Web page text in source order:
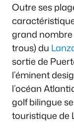
Outre ses
grand nombre
trous) du
sortie de
l’éminent
l’océan
golf bilingue
touristique de